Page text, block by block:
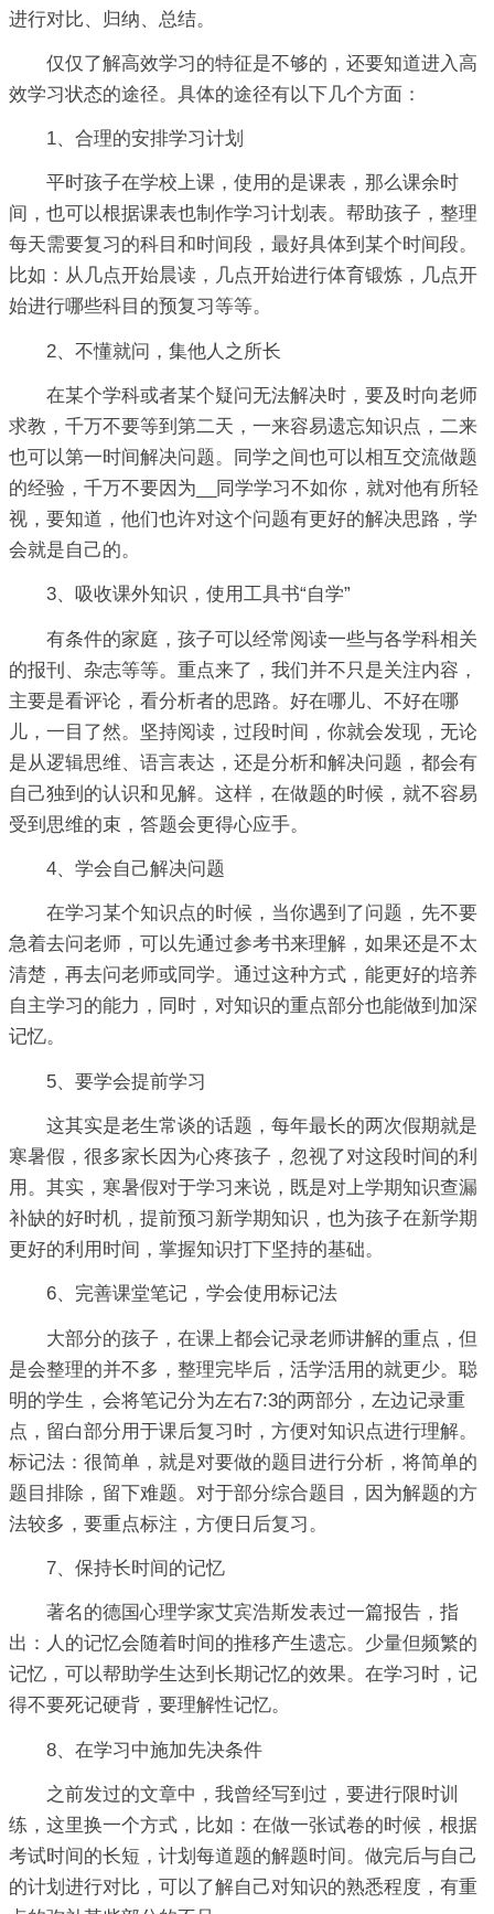
进行对比、归纳、总结。
仅仅了解高效学习的特征是不够的，还要知道进入高
效学习状态的途径。具体的途径有以下几个方面：
1、合理的安排学习计划
平时孩子在学校上课，使用的是课表，那么课余时
间，也可以根据课表也制作学习计划表。帮助孩子，整理
每天需要复习的科目和时间段，最好具体到某个时间段。
比如：从几点开始晨读，几点开始进行体育锻炼，几点开
始进行哪些科目的预复习等等。
2、不懂就问，集他人之所长
在某个学科或者某个疑问无法解决时，要及时向老师
求教，千万不要等到第二天，一来容易遗忘知识点，二来
也可以第一时间解决问题。同学之间也可以相互交流做题
的经验，千万不要因为__同学学习不如你，就对他有所轻
视，要知道，他们也许对这个问题有更好的解决思路，学
会就是自己的。
3、吸收课外知识，使用工具书“自学”
有条件的家庭，孩子可以经常阅读一些与各学科相关
的报刊、杂志等等。重点来了，我们并不只是关注内容，
主要是看评论，看分析者的思路。好在哪儿、不好在哪
儿，一目了然。坚持阅读，过段时间，你就会发现，无论
是从逻辑思维、语言表达，还是分析和解决问题，都会有
自己独到的认识和见解。这样，在做题的时候，就不容易
受到思维的束，答题会更得心应手。
4、学会自己解决问题
在学习某个知识点的时候，当你遇到了问题，先不要
急着去问老师，可以先通过参考书来理解，如果还是不太
清楚，再去问老师或同学。通过这种方式，能更好的培养
自主学习的能力，同时，对知识的重点部分也能做到加深
记忆。
5、要学会提前学习
这其实是老生常谈的话题，每年最长的两次假期就是
寒暑假，很多家长因为心疼孩子，忽视了对这段时间的利
用。其实，寒暑假对于学习来说，既是对上学期知识查漏
补缺的好时机，提前预习新学期知识，也为孩子在新学期
更好的利用时间，掌握知识打下坚持的基础。
6、完善课堂笔记，学会使用标记法
大部分的孩子，在课上都会记录老师讲解的重点，但
是会整理的并不多，整理完毕后，活学活用的就更少。聪
明的学生，会将笔记分为左右7:3的两部分，左边记录重
点，留白部分用于课后复习时，方便对知识点进行理解。
标记法：很简单，就是对要做的题目进行分析，将简单的
题目排除，留下难题。对于部分综合题目，因为解题的方
法较多，要重点标注，方便日后复习。
7、保持长时间的记忆
著名的德国心理学家艾宾浩斯发表过一篇报告，指
出：人的记忆会随着时间的推移产生遗忘。少量但频繁的
记忆，可以帮助学生达到长期记忆的效果。在学习时，记
得不要死记硬背，要理解性记忆。
8、在学习中施加先决条件
之前发过的文章中，我曾经写到过，要进行限时训
练，这里换一个方式，比如：在做一张试卷的时候，根据
考试时间的长短，计划每道题的解题时间。做完后与自己
的计划进行对比，可以了解自己对知识的熟悉程度，有重